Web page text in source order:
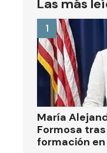
Las más
María
Formosa
formación
1